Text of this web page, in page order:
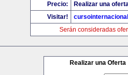
Precio:
Realizar una
Visitar!
Serán consideradas
Realizar una Oferta